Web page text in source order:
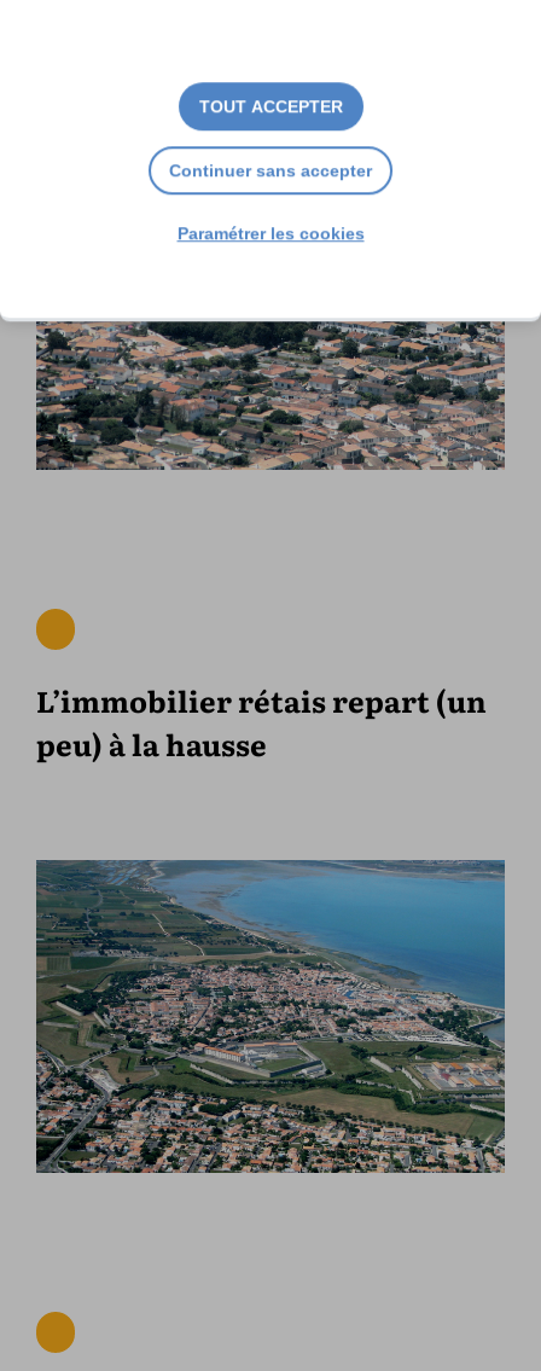
L’immobilier rétais repart (un
peu) à la hausse
TOUT ACCEPTER
Continuer sans accepter
Paramétrer les cookies